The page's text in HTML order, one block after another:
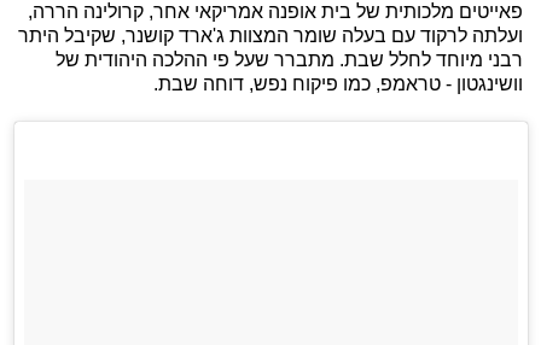
פאייטים מלכותית של בית אופנה אמריקאי אחר, קרולינה הררה,
ועלתה לרקוד עם בעלה שומר המצוות ג'ארד קושנר, שקיבל היתר
רבני מיוחד לחלל שבת. מתברר שעל פי ההלכה היהודית של
וושינגטון - טראמפ, כמו פיקוח נפש, דוחה שבת.